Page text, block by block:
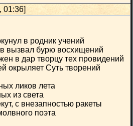
01:36]
в родник учений
вызвал бурю восхищений
в дар творцу тех провидений
окрыляет Суть творений
ликов лета
из света
с внезапностью ракеты
поэта